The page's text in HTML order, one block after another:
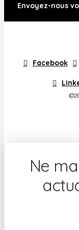
Envoyez-nous
Facebook
Ne